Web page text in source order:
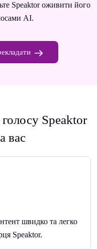
Speaktor оживити його
AI.
Speaktor
вас
швидко та легко
Speaktor.